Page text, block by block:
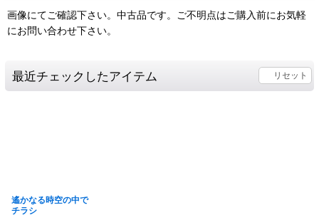
画像にてご確認下さい。中古品です。ご不明点はご購入前にお気軽
にお問い合わせ下さい。
最近チェックしたアイテム リセット
遙かなる時空の中で
チラシ